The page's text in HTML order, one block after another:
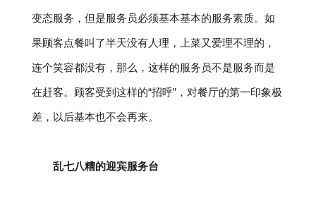
变态服务，但是服务员必须基本基本的服务素质。如
果顾客点餐叫了半天没有人理，上菜又爱理不理的，
连个笑容都没有，那么，这样的服务员不是服务而是
在赶客。顾客受到这样的“招呼”，对餐厅的第一印象极
差，以后基本也不会再来。
乱七八糟的迎宾服务台